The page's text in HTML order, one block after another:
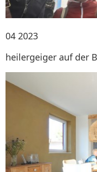
04 2023
heilergeiger auf der